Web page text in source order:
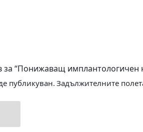
“Понижаващ имплантологичен
публикуван. Задължителните